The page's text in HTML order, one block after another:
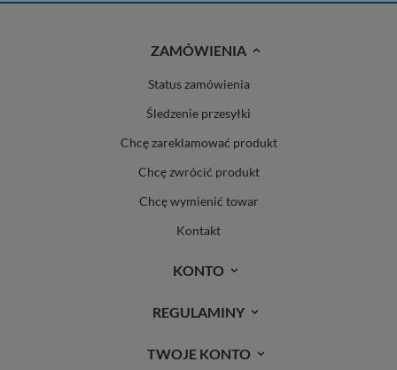
ZAMÓWIENIA
Status zamówienia
Śledzenie przesyłki
Chcę zareklamować produkt
Chcę zwrócić produkt
Chcę wymienić towar
Kontakt
KONTO
REGULAMINY
TWOJE KONTO